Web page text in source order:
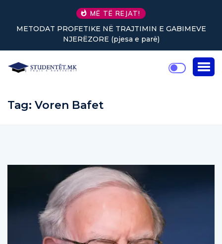
MË TË REJAT!
METODAT PROFETIKE NË TRAJTIMIN E GABIMEVE
NJERËZORE (pjesa e parë)
Tag: Voren Bafet